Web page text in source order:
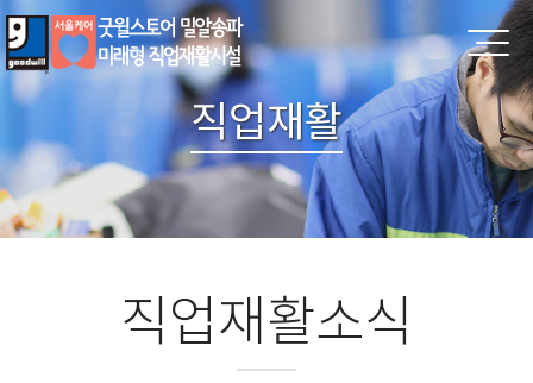
직업재활
직업재활소식